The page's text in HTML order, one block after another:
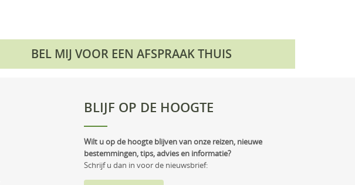
BEL MIJ VOOR EEN AFSPRAAK THUIS
BLIJF OP DE HOOGTE
Wilt u op de hoogte blijven van onze reizen, nieuwe
bestemmingen, tips, advies en informatie?
Schrijf u dan in voor de nieuwsbrief: